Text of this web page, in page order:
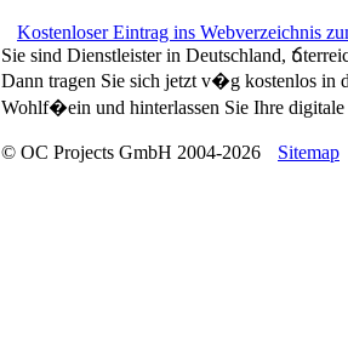
Kostenloser Eintrag ins Webverzeichnis
Sie sind Dienstleister in Deutschland,
Dann tragen Sie sich jetzt v�g kostenlos in
Wohlf�ein und hinterlassen Sie Ihre
© OC Projects GmbH 2004-2026 Sitemap